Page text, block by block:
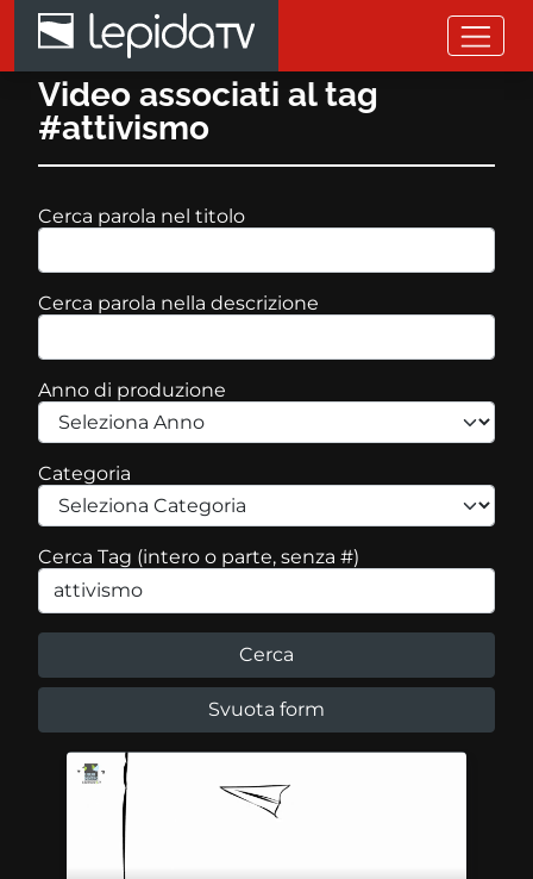
Salta al contenuto principale
Video associati al tag
#attivismo
Cerca parola nel titolo
Cerca parola nella descrizione
Anno di produzione
Categoria
Cerca Tag (intero o parte, senza #)